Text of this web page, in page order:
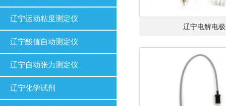
辽宁运动粘度测定仪
辽宁酸值自动测定仪
辽宁自动张力测定仪
辽宁化学试剂
辽宁电解电极